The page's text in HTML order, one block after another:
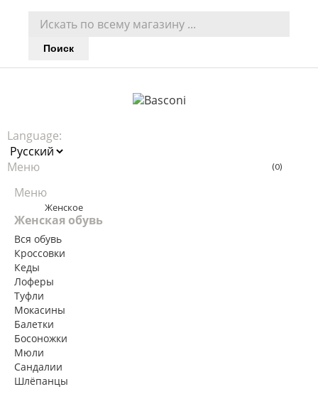
Поиск
Language:
(0)
Меню
Меню
Женское
Женская обувь
Вся обувь
Кроссовки
Кеды
Лоферы
Туфли
Мокасины
Балетки
Босоножки
Мюли
Сандалии
Шлёпанцы